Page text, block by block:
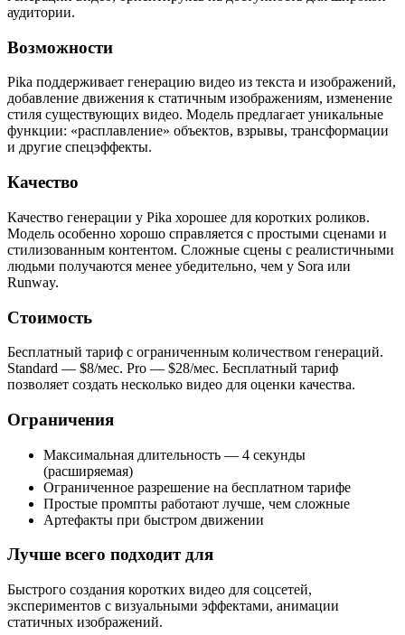
аудитории.
Возможности
Pika поддерживает генерацию видео из текста и изображений,
добавление движения к статичным изображениям, изменение
стиля существующих видео. Модель предлагает уникальные
функции: «расплавление» объектов, взрывы, трансформации
и другие спецэффекты.
Качество
Качество генерации у Pika хорошее для коротких роликов.
Модель особенно хорошо справляется с простыми сценами и
стилизованным контентом. Сложные сцены с реалистичными
людьми получаются менее убедительно, чем у Sora или
Runway.
Стоимость
Бесплатный тариф с ограниченным количеством генераций.
Standard — $8/мес. Pro — $28/мес. Бесплатный тариф
позволяет создать несколько видео для оценки качества.
Ограничения
Максимальная длительность — 4 секунды
(расширяемая)
Ограниченное разрешение на бесплатном тарифе
Простые промпты работают лучше, чем сложные
Артефакты при быстром движении
Лучше всего подходит для
Быстрого создания коротких видео для соцсетей,
экспериментов с визуальными эффектами, анимации
статичных изображений.